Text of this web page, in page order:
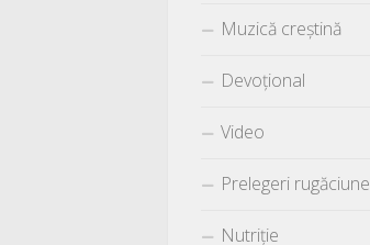
Muzică creștină
Devoțional
Video
Prelegeri rugăciune
Nutriție